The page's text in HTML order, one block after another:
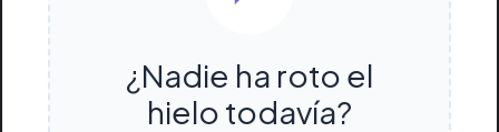
¿Nadie ha roto el
hielo todavía?